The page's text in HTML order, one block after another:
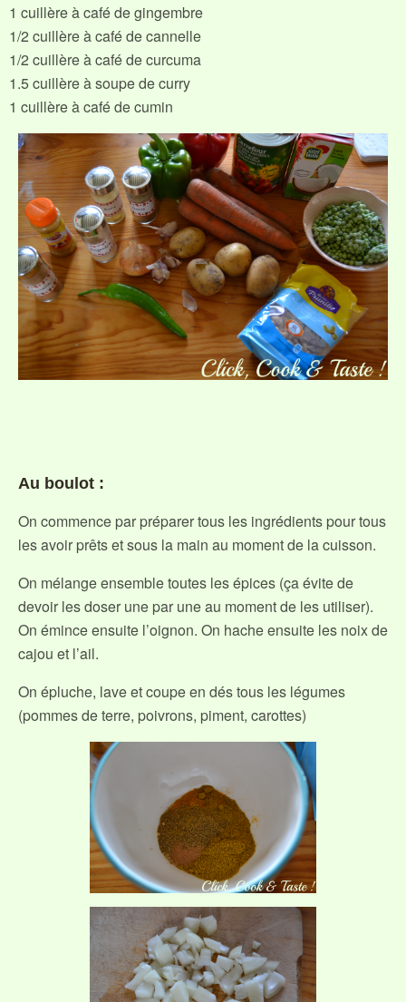
1 cuillère à café de gingembre
1/2 cuillère à café de cannelle
1/2 cuillère à café de curcuma
1.5 cuillère à soupe de curry
1 cuillère à café de cumin
Au boulot :
On commence par préparer tous les ingrédients pour tous
les avoir prêts et sous la main au moment de la cuisson.
On mélange ensemble toutes les épices (ça évite de
devoir les doser une par une au moment de les utiliser).
On émince ensuite l’oignon. On hache ensuite les noix de
cajou et l’ail.
On épluche, lave et coupe en dés tous les légumes
(pommes de terre, poivrons, piment, carottes)